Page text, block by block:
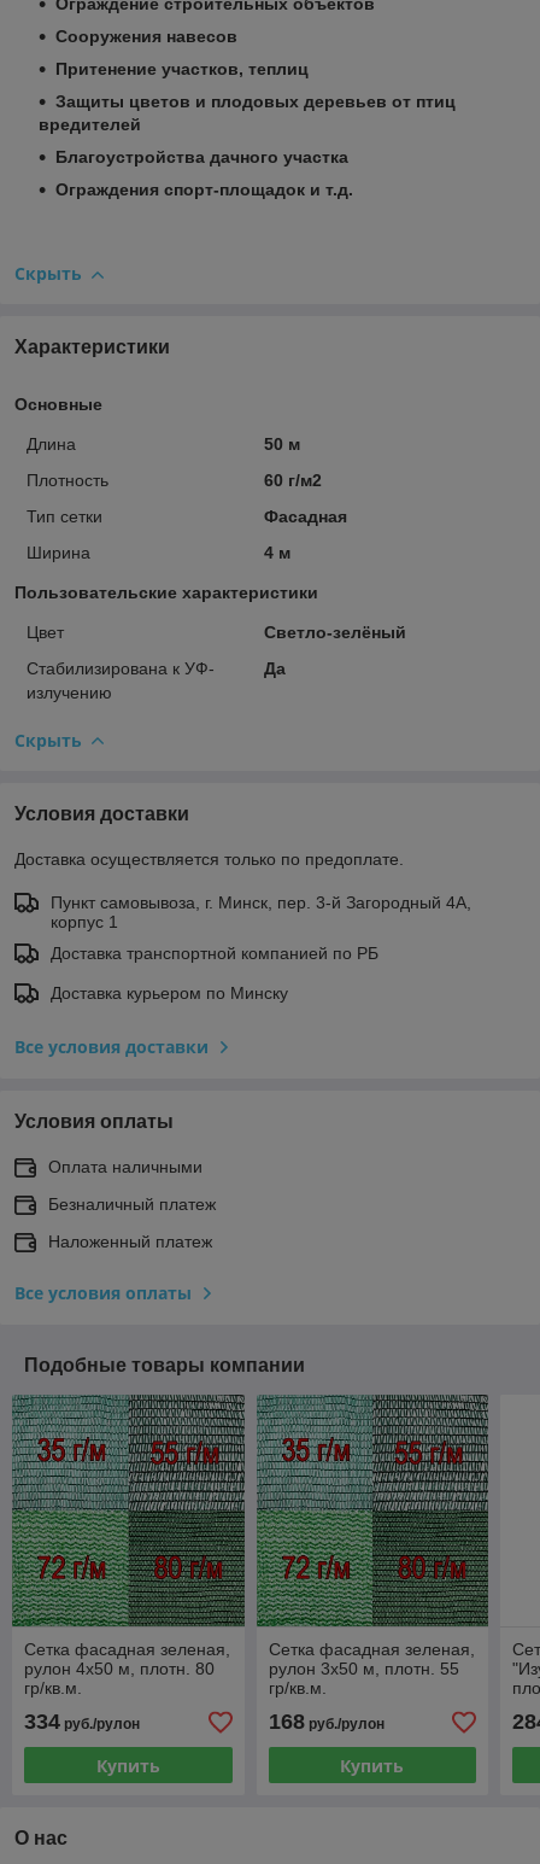
Сооружения навесов
Притенение участков, теплиц
Защиты цветов и плодовых деревьев от птиц
вредителей
Благоустройства дачного участка
Ограждения спорт-площадок и т.д.
Скрыть
Характеристики
Основные
Длина
50 м
Плотность
60 г/м2
Тип сетки
Фасадная
Ширина
4 м
Пользовательские характеристики
Цвет
Светло-зелёный
Стабилизирована к УФ-
излучению
Да
Скрыть
Условия доставки
Доставка осуществляется только по предоплате.
Пункт самовывоза, г. Минск, пер. 3-й Загородный 4А,
корпус 1
Доставка транспортной компанией по РБ
Доставка курьером по Минску
Все условия доставки
Условия оплаты
Оплата наличными
Безналичный платеж
Наложенный платеж
Все условия оплаты
Подобные товары компании
Сетка фасадная зеленая,
рулон 4х50 м, плотн. 80
гр/кв.м.
334 руб./рулон
Купить
Сетка фасадная зеленая,
рулон 3х50 м, плотн. 55
гр/кв.м.
168руб./рулон
Купить
О нас